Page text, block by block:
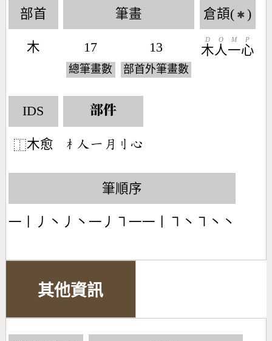
部首
木
筆畫
17
總筆畫數
13
部首外筆畫數
倉頡( ✱ )
木
D
人
O
一
M
心
P
IDS
⿰木愈
部件
󶂸󶀬󶀀󶃭󶁑󶄀
筆順序
一丨丿丶丿丶一丿㇕一一丨㇕丶㇕丶丶
其他資訊